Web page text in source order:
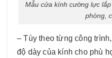
Mẫu cửa kính cường lực
phòng,
– Tùy theo từng công
độ dày của kính cho phù